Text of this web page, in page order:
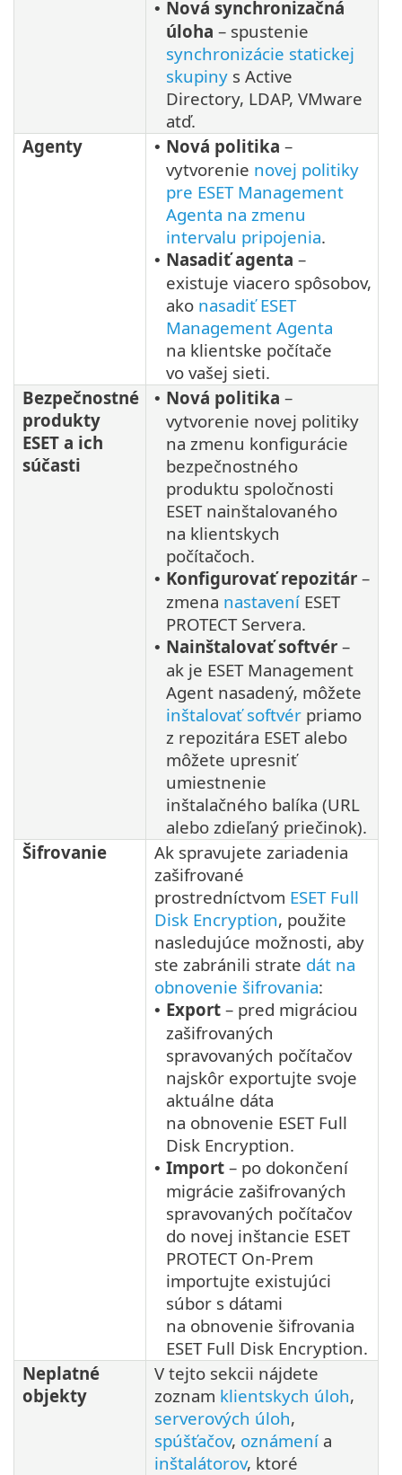
• Nová synchronizačná
úloha – spustenie
synchronizácie statickej
skupiny s Active
Directory, LDAP, VMware
atď.
Agenty
• Nová politika –
vytvorenie novej politiky
pre ESET Management
Agenta na zmenu
intervalu pripojenia.
• Nasadiť agenta –
existuje viacero spôsobov,
ako nasadiť ESET
Management Agenta
na klientske počítače
vo vašej sieti.
Bezpečnostné
produkty
ESET a ich
súčasti
• Nová politika –
vytvorenie novej politiky
na zmenu konfigurácie
bezpečnostného
produktu spoločnosti
ESET nainštalovaného
na klientskych
počítačoch.
• Konfigurovať repozitár –
zmena nastavení ESET
PROTECT Servera.
• Nainštalovať softvér –
ak je ESET Management
Agent nasadený, môžete
inštalovať softvér priamo
z repozitára ESET alebo
môžete upresniť
umiestnenie
inštalačného balíka (URL
alebo zdieľaný priečinok).
Šifrovanie
Ak spravujete zariadenia
zašifrované
prostredníctvom ESET Full
Disk Encryption, použite
nasledujúce možnosti, aby
ste zabránili strate dát na
obnovenie šifrovania:
• Export – pred migráciou
zašifrovaných
spravovaných počítačov
najskôr exportujte svoje
aktuálne dáta
na obnovenie ESET Full
Disk Encryption.
• Import – po dokončení
migrácie zašifrovaných
spravovaných počítačov
do novej inštancie ESET
PROTECT On-Prem
importujte existujúci
súbor s dátami
na obnovenie šifrovania
ESET Full Disk Encryption.
Neplatné
objekty
V tejto sekcii nájdete
zoznam klientskych úloh,
serverových úloh,
spúšťačov, oznámení a
inštalátorov, ktoré